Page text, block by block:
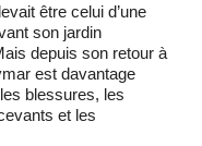
être celui d’une
son jardin
depuis son retour à
est davantage
blessures, les
et les